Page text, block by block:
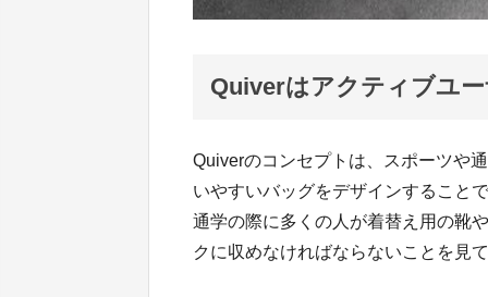
Quiverはアクティブユ
Quiverのコンセプトは、スポーツや
いやすいバッグをデザインすること
通学の際に多くの人が着替え用の靴
クに収めなければならないことを見